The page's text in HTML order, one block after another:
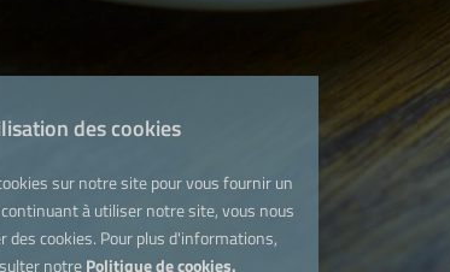
des cookies
sur notre site pour vous fournir un
à utiliser notre site, vous nous
des cookies. Pour plus d'informations,
notrePolitique de cookies.